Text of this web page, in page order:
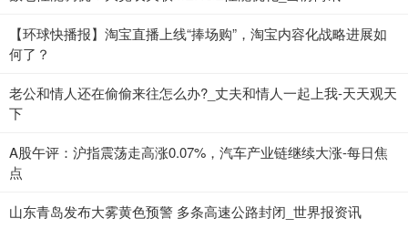
【环球快播报】淘宝直播上线“捧场购”，淘宝内容化战略进展如
何了？
老公和情人还在偷偷来往怎么办?_丈夫和情人一起上我-天天观天
下
A股午评：沪指震荡走高涨0.07%，汽车产业链继续大涨-每日焦
点
山东青岛发布大雾黄色预警 多条高速公路封闭_世界报资讯